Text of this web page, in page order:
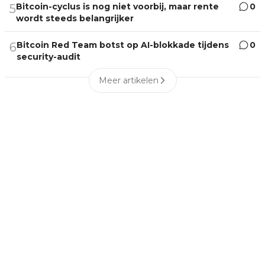
5Bitcoin-cyclus is nog niet voorbij, maar rente
wordt steeds belangrijker
0
6Bitcoin Red Team botst op AI-blokkade tijdens
security-audit
0
Meer artikelen